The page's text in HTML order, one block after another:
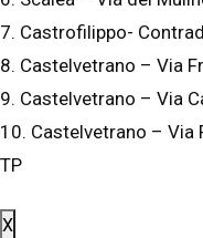
7. Castrofilippo-
8. Castelvetrano – Via
9. Castelvetrano – Via
10. Castelvetrano – Via
TP
X